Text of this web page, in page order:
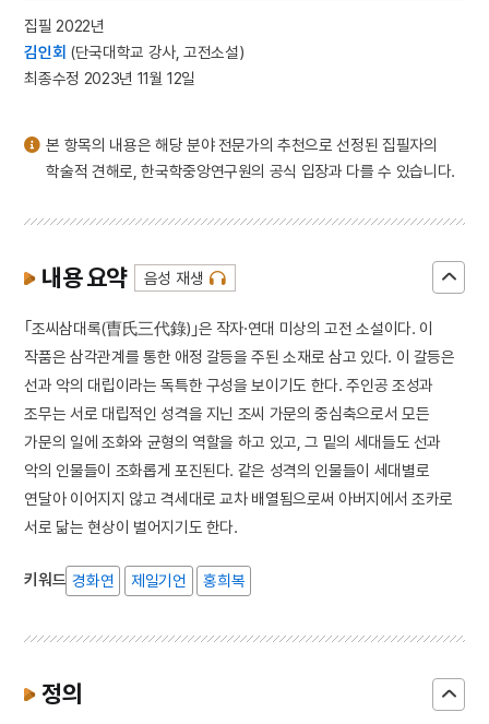
1
2 허생전
3 헌릉
5 연
6 정선 필 경교명승첩
9 국회 프락치 사건
집필 2022년
김인회 (단국대학교 강사, 고전소설)
최종수정 2023년 11월 12일
본 항목의 내용은 해당 분야 전문가의 추천으로 선정된 집필자의
학술적 견해로, 한국학중앙연구원의 공식 입장과 다를 수 있습니다.
내용 요약 음성 재생
｢조씨삼대록(曺氏三代錄)｣은 작자·연대 미상의 고전 소설이다. 이
작품은 삼각관계를 통한 애정 갈등을 주된 소재로 삼고 있다. 이 갈등은
선과 악의 대립이라는 독특한 구성을 보이기도 한다. 주인공 조성과
조무는 서로 대립적인 성격을 지닌 조씨 가문의 중심축으로서 모든
가문의 일에 조화와 균형의 역할을 하고 있고, 그 밑의 세대들도 선과
악의 인물들이 조화롭게 포진된다. 같은 성격의 인물들이 세대별로
연달아 이어지지 않고 격세대로 교차 배열됨으로써 아버지에서 조카로
서로 닮는 현상이 벌어지기도 한다.
키워드 경화연 제일기언 홍희복
정의